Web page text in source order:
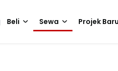
Beli Sewa Projek Baru